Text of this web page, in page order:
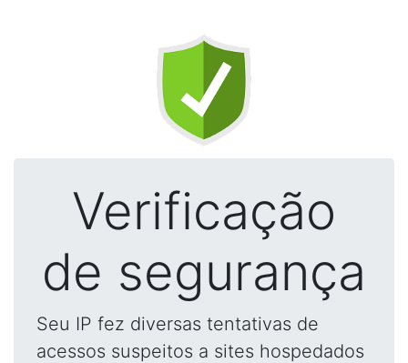
Verificação
de segurança
Seu IP fez diversas tentativas de
acessos suspeitos a sites hospedados